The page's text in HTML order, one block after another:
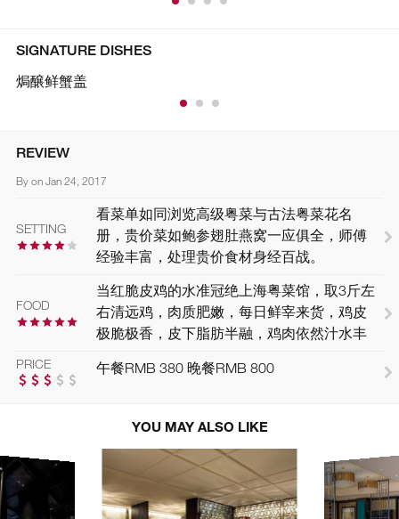
SIGNATURE DISHES
焗醸鲜蟹盖
REVIEW
By on Jan 24, 2017
SETTING
看菜单如同浏览高级粤菜与古法粤菜花名
册，贵价菜如鲍参翅肚燕窝一应俱全，师傅
经验丰富，处理贵价食材身经百战。
FOOD
当红脆皮鸡的水准冠绝上海粤菜馆，取3斤左
右清远鸡，肉质肥嫩，每日鲜宰来货，鸡皮
极脆极香，皮下脂肪半融，鸡肉依然汁水丰
拆骨塞入大把燕窝，炖出燕窝不散鸽肉鲜
平价菜也出色。简单如一碟炒远郊塘菜，或
是一碟炒饭，都工序繁复。秋天蟹粉量足实
在，每日鲜拆，售完告罄；冬日的煲仔饭米
粒口感烟韧，腊味另上，润肠、腊肠等都是
高级货，熟路客人会要求最后做成泡饭，以
PRICE 午餐RMB 380 晚餐RMB 800
YOU MAY ALSO LIKE